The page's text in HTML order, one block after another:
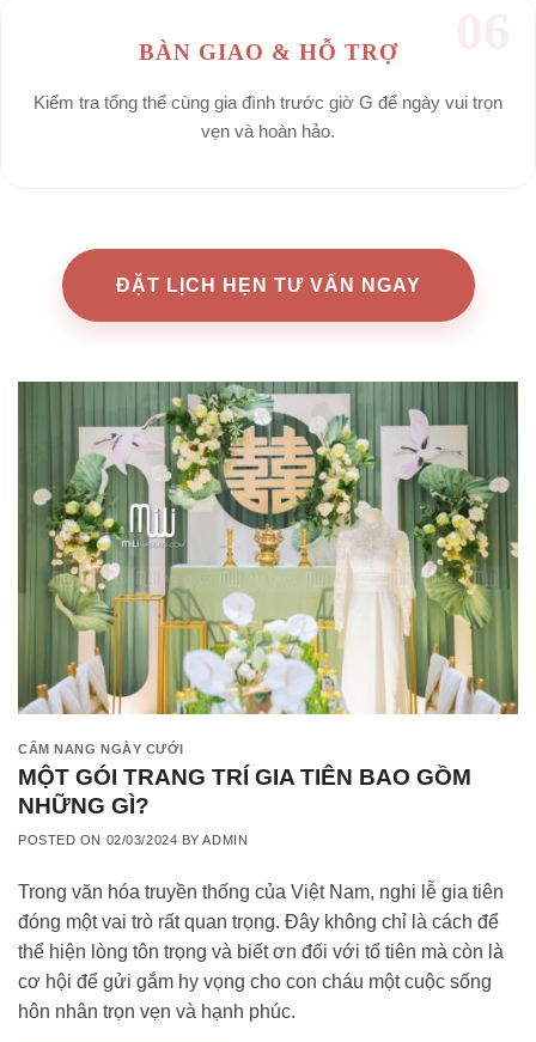
BÀN GIAO & HỖ TRỢ
Kiểm tra tổng thể cùng gia đình trước giờ G để ngày vui trọn
vẹn và hoàn hảo.
ĐẶT LỊCH HẸN TƯ VẤN NGAY
CẨM NANG NGÀY CƯỚI
MỘT GÓI TRANG TRÍ GIA TIÊN BAO GỒM
NHỮNG GÌ?
POSTED ON 02/03/2024 BYADMIN
Trong văn hóa truyền thống của Việt Nam, nghi lễ gia tiên
đóng một vai trò rất quan trọng. Đây không chỉ là cách để
thể hiện lòng tôn trọng và biết ơn đối với tổ tiên mà còn là
cơ hội để gửi gắm hy vọng cho con cháu một cuộc sống
hôn nhân trọn vẹn và hạnh phúc.